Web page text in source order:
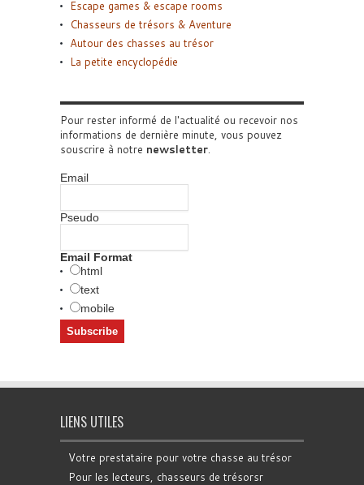
Escape games & escape rooms
Chasseurs de trésors & Aventure
Autour des chasses au trésor
La petite encyclopédie
Pour rester informé de l'actualité ou recevoir nos
informations de dernière minute, vous pouvez
souscrire à notre newsletter.
Email
Pseudo
Email Format
html
text
mobile
LIENS UTILES
Votre prestataire pour votre chasse au trésor
Pour les lecteurs, chasseurs de trésorsr